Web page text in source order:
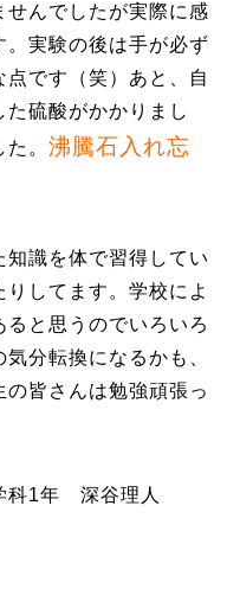
んでしたが実際に感
。実験の後は手が必ず
です（笑）あと、自
硫酸がかかりまし
。 沸騰石入れ忘
知識を体で習得してい
してます。学校によ
と思うのでいろいろ
分転換になるかも、
皆さんは勉強頑張っ
科1年 深谷理人